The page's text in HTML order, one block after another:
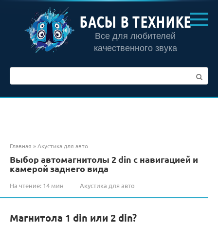
контенту
БАСЫ В ТЕХНИКЕ
Все для любителей
качественного звука
Главная »Акустика для авто
Выбор автомагнитолы 2 din с навигацией и
камерой заднего вида
На чтение: 14 мин Акустика для авто
Магнитола 1 din или 2 din?